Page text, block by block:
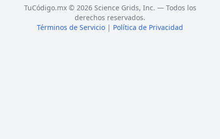
TuCódigo.mx © 2026 Science Grids, Inc. — Todos los
derechos reservados.
Términos de Servicio | Política de Privacidad